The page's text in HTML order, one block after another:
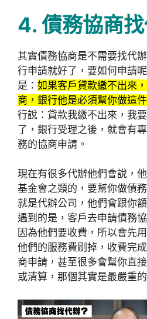
4. 債務協商
其實債務協商是不需要找代
行申請就好了，要如何申請
是： 如果客戶貸款繳不出來
商，銀行他是必須幫你做這
行說：貸款我繳不出來，我
了，銀行受理之後，就會有
務的協商申請。
現在有很多代辦他們會說，
基金會之類的，要幫你做債
就是代辦公司，他們會跟你
遇到的是，客戶去申請債務
因為他們要收費，所以會先
他們的服務費刷掉，收費完
商申請，甚至很多會幫你直
或清算，那個其實是最嚴重的